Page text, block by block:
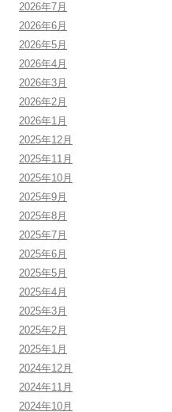
2026年7月
2026年6月
2026年5月
2026年4月
2026年3月
2026年2月
2026年1月
2025年12月
2025年11月
2025年10月
2025年9月
2025年8月
2025年7月
2025年6月
2025年5月
2025年4月
2025年3月
2025年2月
2025年1月
2024年12月
2024年11月
2024年10月